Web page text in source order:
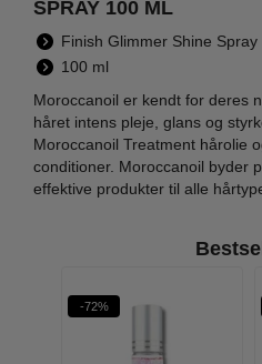
SPRAY 100 ML
Finish Glimmer Shine Spray
100 ml
Moroccanoil er kendt for deres
håret intens pleje, glans og
Moroccanoil Treatment hårolie
conditioner. Moroccanoil byder
effektive produkter til alle
-72%